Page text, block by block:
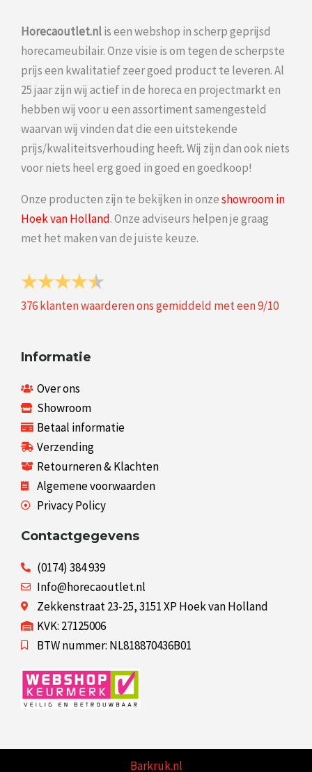
Horecaoutlet.nlis een webshop in scherp geprijsd
horecameubilair. Onze visie is om tegen de scherpste
prijs een kwalitatief zeer goed product te leveren. Al
25 jaar zijn wij actief in de horeca en projectmarkt en
hebben wij voor u een assortiment samengesteld
waarvan wij vinden dat die een uitstekende
prijs/kwaliteitsverhouding heeft. Wij zijn dan ook niets
voor niets heel erg goed in goed en goedkoop!
Onze producten zijn te bekijken in onzeshowroom in
Hoek van Holland. Onze adviseurs helpen je graag
met het maken van de juiste keuze.
376klanten waarderen ons gemiddeld met een9/10
Informatie
Over ons
Showroom
Betaal informatie
Verzending
Retourneren & Klachten
Algemene voorwaarden
Privacy Policy
Contactgegevens
(0174) 384 939
Info@horecaoutlet.nl
Zekkenstraat 23-25, 3151 XP Hoek van Holland
KVK: 27125006
BTW nummer: NL818870436B01
Barkruk.nl